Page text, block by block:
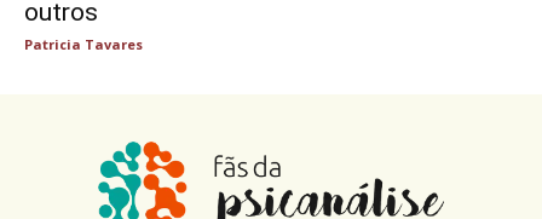
outros
Patricia Tavares